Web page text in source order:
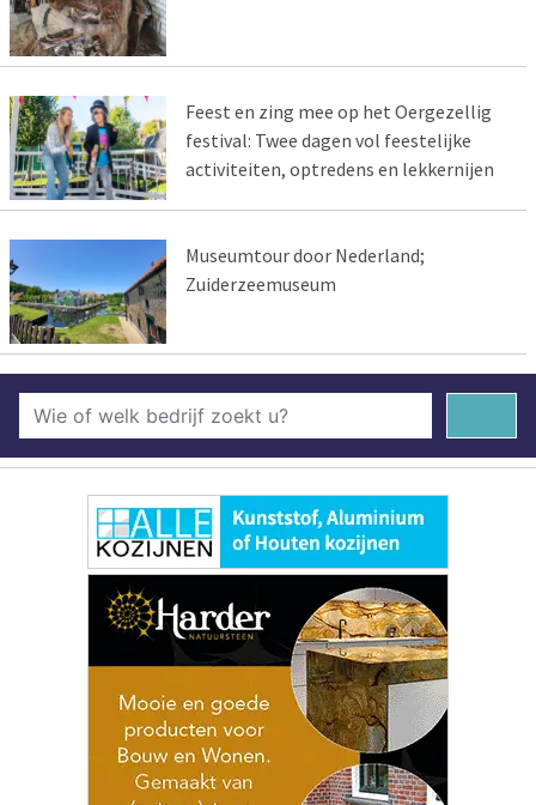
Feest en zing mee op het Oergezellig
festival: Twee dagen vol feestelijke
activiteiten, optredens en lekkernijen
Museumtour door Nederland;
Zuiderzeemuseum